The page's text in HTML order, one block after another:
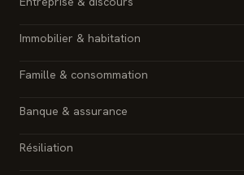
Immobilier & habitation
Famille & consommation
Banque & assurance
Résiliation